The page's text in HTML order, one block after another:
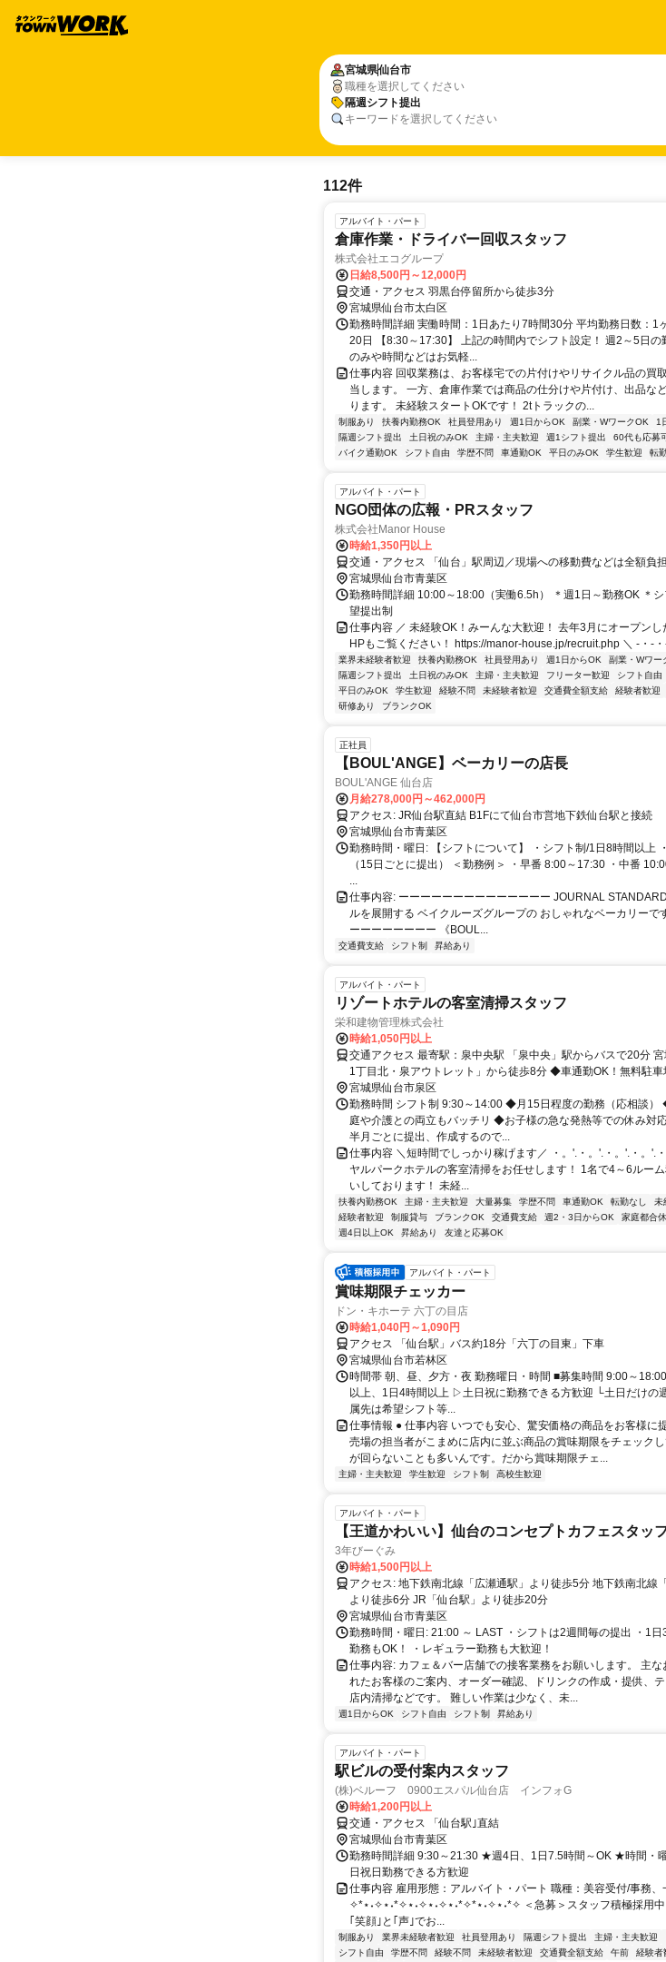
宮城県仙台市
職種を選択してください
隔週シフト提出
キーワードを選択してください
112件
アルバイト・パート
倉庫作業・ドライバー回収スタッフ
株式会社エコグループ
日給8,500円～12,000円
交通・アクセス 羽黒台停留所から徒歩3分
宮城県仙台市太白区
勤務時間詳細 実働時間：1日あたり7時間30分 平均勤務日数：1
20日 【8:30～17:30】 上記の時間内でシフト設定！ 週2～5日の
のみや時間などはお気軽...
仕事内容 回収業務は、お客様宅での片付けやリサイクル品の買
当します。 一方、倉庫作業では商品の仕分けや片付け、出品な
ります。 未経験スタートOKです！ 2tトラックの...
制服あり 扶養内勤務OK 社員登用あり 週1日からOK 副業・WワークOK
1
隔週シフト提出
土日祝のみOK 主婦・主夫歓迎 週1シフト提出 60代も応募
バイク通勤OK
シフト自由 学歴不問 車通勤OK 平日のみOK 学生歓迎 転
アルバイト・パート
NGO団体の広報・PRスタッフ
株式会社Manor House
時給1,350円以上
交通・アクセス 「仙台」駅周辺／現場への移動費などは全額負担
宮城県仙台市青葉区
勤務時間詳細 10:00～18:00（実働6.5h） ＊週1日～勤務OK ＊
望提出制
仕事内容 ／ 未経験OK！みーんな大歓迎！ 去年3月にオープンし
HPもご覧ください！ https://manor-house.jp/recruit.php ＼ -・-
業界未経験者歓迎 扶養内勤務OK 社員登用あり 週1日からOK
副業・Wワー
隔週シフト提出
土日祝のみOK 主婦・主夫歓迎 フリーター歓迎 シフト自由
平日のみOK
学生歓迎 経験不問 未経験者歓迎 交通費全額支給 経験者歓迎
研修あり
ブランクOK
正社員
【BOUL'ANGE】ベーカリーの店長
BOUL'ANGE 仙台店
月給278,000円～462,000円
アクセス: JR仙台駅直結 B1Fにて仙台市営地下鉄仙台駅と接続
宮城県仙台市青葉区
勤務時間・曜日: 【シフトについて】 ・シフト制/1日8時間以上
（15日ごとに提出） ＜勤務例＞ ・早番 8:00～17:30 ・中番
...
仕事内容: ーーーーーーーーーーーーーー JOURNAL
ルを展開する ベイクルーズグループの おしゃれなベーカリーで
ーーーーーーーー 《BOUL...
交通費支給 シフト制 昇給あり
アルバイト・パート
リゾートホテルの客室清掃スタッフ
栄和建物管理株式会社
時給1,050円以上
交通アクセス 最寄駅：泉中央駅 「泉中央」駅からバスで20分 宮城交通バス「寺岡
1丁目北・泉アウトレット」から徒歩8分 ◆車通勤OK！無料駐車場も完備しており
ます。
宮城県仙台市泉区
勤務時間 シフト制 9:30～14:00 ◆月15日程度の勤務（応相談）
庭や介護との両立もバッチリ ◆お子様の急な発熱等での休み対
半月ごとに提出、作成するので...
仕事内容 ＼短時間でしっかり稼げます／ ・。'.・。'.・。'.・。'.
ヤルパークホテルの客室清掃をお任せします！ 1名で4～6ルー
いしております！ 未経...
扶養内勤務OK 主婦・主夫歓迎 大量募集 学歴不問 車通勤OK 転勤なし
未
経験者歓迎
制服貸与 ブランクOK 交通費支給 週2・3日からOK 家庭都合
週4日以上OK
昇給あり 友達と応募OK
アルバイト・パート
賞味期限チェッカー
ドン・キホーテ 六丁の目店
時給1,040円～1,090円
アクセス 「仙台駅」バス約18分「六丁の目東」下車
宮城県仙台市若林区
時間帯 朝、昼、夕方・夜 勤務曜日・時間 ■募集時間 9:00～
以上、1日4時間以上 ▷土日祝に勤務できる方歓迎 └土日だけの
属先は希望シフト等...
仕事情報 ● 仕事内容 いつでも安心、驚安価格の商品をお客様に
売場の担当者がこまめに店内に並ぶ商品の賞味期限をチェック
が回らないことも多いんです。だから賞味期限チェ...
主婦・主夫歓迎 学生歓迎 シフト制 高校生歓迎
アルバイト・パート
【王道かわいい】仙台のコンセプトカフェスタッ
3年びーぐみ
時給1,500円以上
アクセス: 地下鉄南北線「広瀬通駅」より徒歩5分 地下鉄南北線「勾当台公園駅」
より徒歩6分 JR「仙台駅」より徒歩20分
宮城県仙台市青葉区
勤務時間・曜日: 21:00 ～ LAST ・シフトは2週間毎の提出 ・1日
勤務もOK！ ・レギュラー勤務も大歓迎！
仕事内容: カフェ＆バー店舗での接客業務をお願いします。 主な
れたお客様のご案内、オーダー確認、ドリンクの作成・提供、テ
店内清掃などです。 難しい作業は少なく、未...
週1日からOK シフト自由 シフト制 昇給あり
アルバイト・パート
駅ビルの受付案内スタッフ
(株)ベルーフ 0900エスパル仙台店 インフォG
時給1,200円以上
交通・アクセス 「仙台駅｣直結
宮城県仙台市青葉区
勤務時間詳細 9:30～21:30 ★週4日、1日7.5時間～OK ★時間・
日祝日勤務できる方歓迎
仕事内容 雇用形態：アルバイト・パート 職種：美容受付/事務
✧*⋆˖✧⋆˖*✧⋆˖✧⋆˖✧⋆˖*✧*⋆˖✧⋆˖*✧ ＜急募＞スタッフ積極採用中
｢笑顔｣と｢声｣でお...
制服あり 業界未経験者歓迎 社員登用あり 隔週シフト提出 主婦・主夫歓迎
シフト自由
学歴不問 経験不問 未経験者歓迎 交通費全額支給 午前 経験者